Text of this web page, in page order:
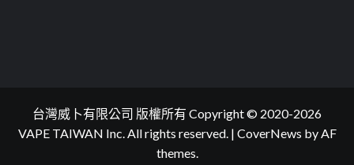
台灣威卜有限公司 版權所有 Copyright © 2020-2026
VAPE TAIWAN Inc. All rights reserved. | CoverNews by AF
themes.